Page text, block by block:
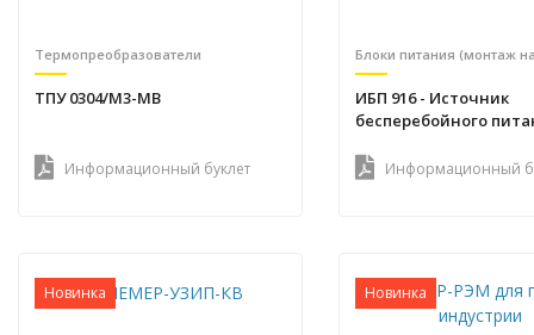
Термопреобразователи
ТПУ 0304/М3-MB
Информационный буклет
ИБП 916 - Источник
бесперебойного
Информационный
Новинка Новинка